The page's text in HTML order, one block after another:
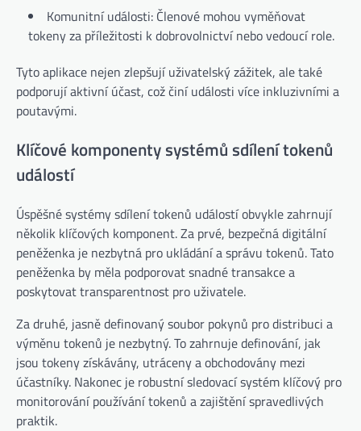
Komunitní události: Členové mohou vyměňovat
tokeny za příležitosti k dobrovolnictví nebo vedoucí role.
Tyto aplikace nejen zlepšují uživatelský zážitek, ale také
podporují aktivní účast, což činí události více inkluzivními a
poutavými.
Klíčové komponenty systémů sdílení tokenů
událostí
Úspěšné systémy sdílení tokenů událostí obvykle zahrnují
několik klíčových komponent. Za prvé, bezpečná digitální
peněženka je nezbytná pro ukládání a správu tokenů. Tato
peněženka by měla podporovat snadné transakce a
poskytovat transparentnost pro uživatele.
Za druhé, jasně definovaný soubor pokynů pro distribuci a
výměnu tokenů je nezbytný. To zahrnuje definování, jak
jsou tokeny získávány, utráceny a obchodovány mezi
účastníky. Nakonec je robustní sledovací systém klíčový pro
monitorování používání tokenů a zajištění spravedlivých
praktik.